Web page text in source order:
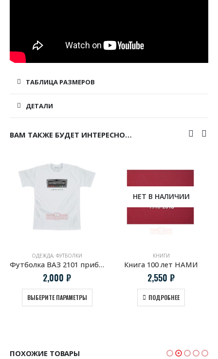
ТАБЛИЦА РАЗМЕРОВ
ДЕТАЛИ
ВАМ ТАКЖЕ БУДЕТ ИНТЕРЕСНО…
ОДЕЖДА, ФУТБОЛКИ
Футболка ВАЗ 2101 приборная панель
2,000 ₽
ВЫБЕРИТЕ ПАРАМЕТРЫ
НЕТ В НАЛИЧИИ
КНИГИ
Книга 100 лет НАМИ
2,550 ₽
ПОДРОБНЕЕ
ПОХОЖИЕ ТОВАРЫ